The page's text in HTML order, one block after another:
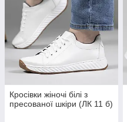
Кросівки жіночі білі з
пресованої шкіри (ЛК 11 б)